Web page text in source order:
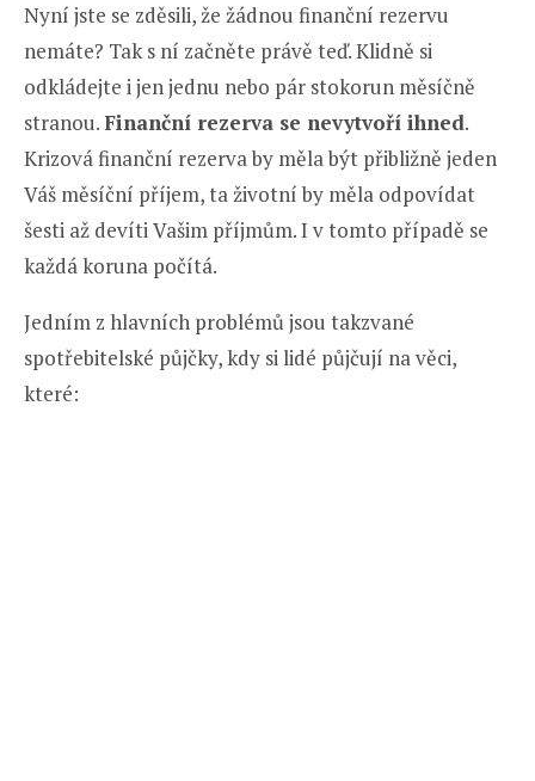
Nyní jste se zděsili, že žádnou finanční rezervu
nemáte? Tak s ní začněte právě teď. Klidně si
odkládejte i jen jednu nebo pár stokorun měsíčně
stranou.Finanční rezerva se nevytvoří ihned.
Krizová finanční rezerva by měla být přibližně jeden
Váš měsíční příjem, ta životní by měla odpovídat
šesti až devíti Vašim příjmům. I v tomto případě se
každá koruna počítá.
Jedním z hlavních problémů jsou takzvané
spotřebitelské půjčky, kdy si lidé půjčují na věci,
které: